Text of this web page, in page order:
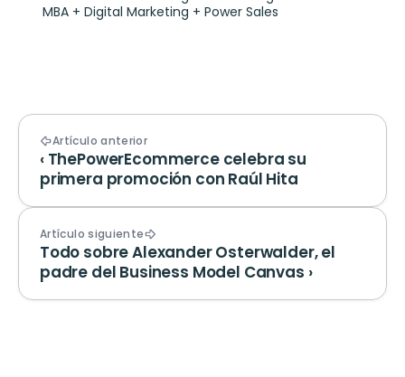
MBA + Digital Marketing + Power Sales
Artículo anterior
‹ ThePowerEcommerce celebra su
primera promoción con Raúl Hita
Artículo siguiente
Todo sobre Alexander Osterwalder, el
padre del Business Model Canvas ›